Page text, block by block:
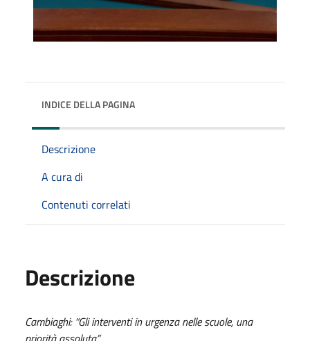
INDICE DELLA PAGINA
Descrizione
A cura di
Contenuti correlati
Descrizione
Cambiaghi: “Gli interventi in urgenza nelle scuole, una